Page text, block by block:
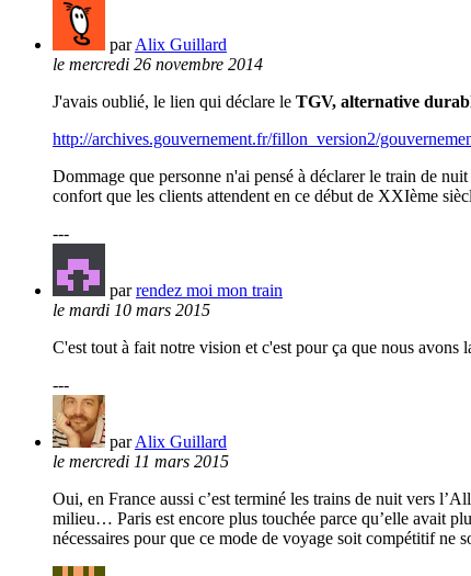
parAlix Guillard
le mercredi 26 novembre 2014
J'avais oublié, le lien qui déclare le TGV, alternative
http://archives.gouvernement.fr/fillon_version2/
Dommage que personne n'ai pensé à déclarer le train de
confort que les clients attendent en ce début de XXIème
---
parrendez moi mon train
le mardi 10 mars 2015
C'est tout à fait notre vision et c'est pour ça que nous avons
---
parAlix Guillard
le mercredi 11 mars 2015
Oui, en France aussi c’est terminé les trains de nuit vers
milieu… Paris est encore plus touchée parce qu’elle avait
nécessaires pour que ce mode de voyage soit compétitif ne